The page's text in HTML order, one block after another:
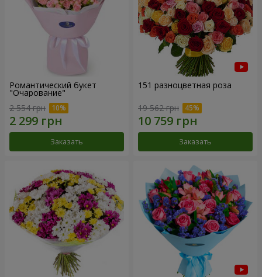
Романтический букет
"Очарование"
2 554 грн
Заказать
151 разноцветная роза
19 562 грн
Заказать